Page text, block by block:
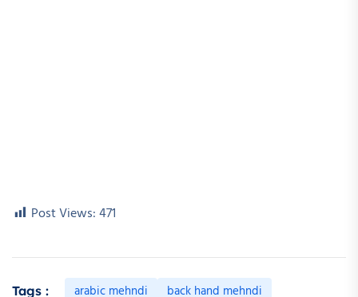
Post Views:471
Tags : arabic mehndi
back hand mehndi